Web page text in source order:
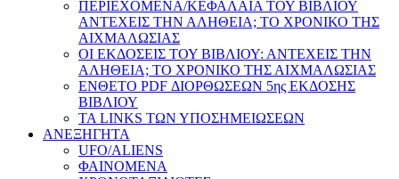
ΠΕΡΙΕΧΟΜΕΝΑ/ΚΕΦΑΛΑΙΑ ΤΟΥ ΒΙΒΛΙΟΥ
ΑΝΤΕΧΕΙΣ ΤΗΝ ΑΛΗΘΕΙΑ; ΤΟ ΧΡΟΝΙΚΟ ΤΗΣ
ΑΙΧΜΑΛΩΣΙΑΣ
ΟΙ ΕΚΔΟΣΕΙΣ ΤΟΥ ΒΙΒΛΙΟΥ: ΑΝΤΕΧΕΙΣ ΤΗΝ
ΑΛΗΘΕΙΑ; ΤΟ ΧΡΟΝΙΚΟ ΤΗΣ ΑΙΧΜΑΛΩΣΙΑΣ
ΕΝΘΕΤΟ PDF ΔΙΟΡΘΩΣΕΩΝ 5ης ΕΚΔΟΣΗΣ
ΒΙΒΛΙΟΥ
ΤΑ LINKS ΤΩΝ ΥΠΟΣΗΜΕΙΩΣΕΩΝ
ΑΝΕΞΗΓΗΤΑ
UFO/ALIENS
ΦΑΙΝΟΜΕΝΑ